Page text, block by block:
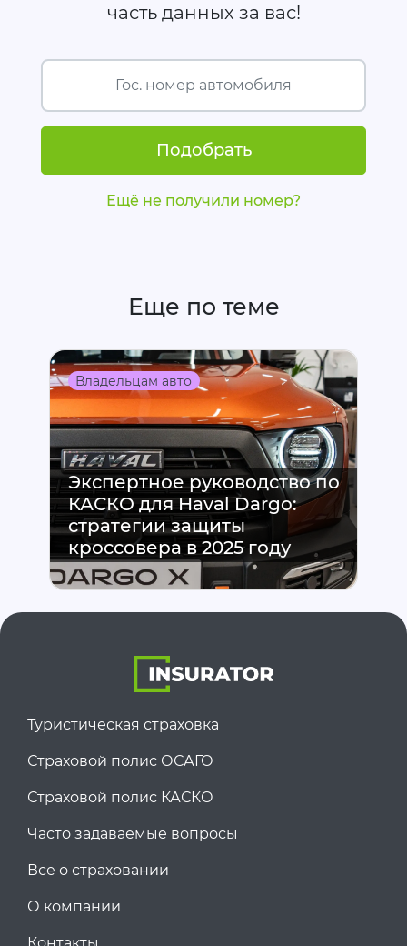
часть данных за вас!
Подобрать
Ещё не получили номер?
Еще по теме
Владельцам авто
Экспертное руководство по
КАСКО для Haval Dargo:
стратегии защиты
кроссовера в 2025 году
Туристическая страховка
Страховой полис ОСАГО
Страховой полис КАСКО
Часто задаваемые вопросы
Все о страховании
О компании
Контакты